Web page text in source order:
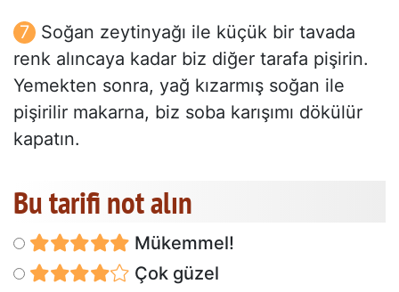
Soğan zeytinyağı ile küçük bir tavada
renk alıncaya kadar biz diğer tarafa pişirin.
Yemekten sonra, yağ kızarmış soğan ile
pişirilir makarna, biz soba karışımı dökülür
kapatın.
Bu tarifi not alın
Mükemmel!
Çok güzel